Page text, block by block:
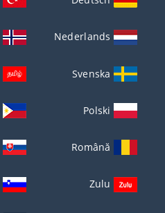
Nederlands
Svenska
Polski
Română
Zulu